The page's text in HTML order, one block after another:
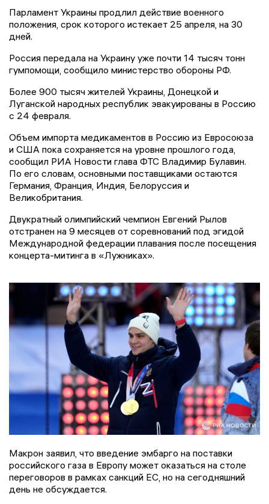
Парламент Украины продлил действие военного
положения, срок которого истекает 25 апреля, на 30
дней.
Россия передала на Украину уже почти 14 тысяч тонн
гумпомощи, сообщило министерство обороны РФ.
Более 900 тысяч жителей Украины, Донецкой и
Луганской народных республик эвакуированы в Россию
с 24 февраля.
Объем импорта медикаментов в Россию из Евросоюза
и США пока сохраняется на уровне прошлого года,
сообщил РИА Новости глава ФТС Владимир Булавин.
По его словам, основными поставщиками остаются
Германия, Франция, Индия, Белоруссия и
Великобритания.
Двукратный олимпийский чемпион Евгений Рылов
отстранен на 9 месяцев от соревнований под эгидой
Международной федерации плавания после посещения
концерта-митинга в «Лужниках».
Макрон заявил, что введение эмбарго на поставки
российского газа в Европу может оказаться на столе
переговоров в рамках санкций ЕС, но на сегодняшний
день не обсуждается.